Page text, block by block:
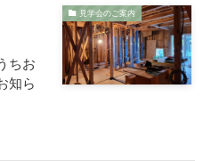
見学会のご案内
ちお
知ら